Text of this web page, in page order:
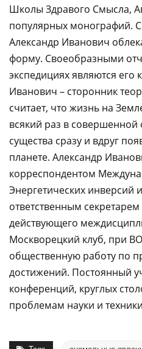
Школы Здравого Смысла,
популярных монографий.
Александр Иванович
форму. Своеобразными
экспедициях являются его
Иванович – сторонник
считает, что жизнь на
всякий раз в
существа сразу и вдруг
планете. Александр
корреспондентом
Энергетических
ответственным
действующего
Москворецкий клуб, при
общественную работу по
достижений. Постоянный
конференций, круглых
проблемам науки и техники